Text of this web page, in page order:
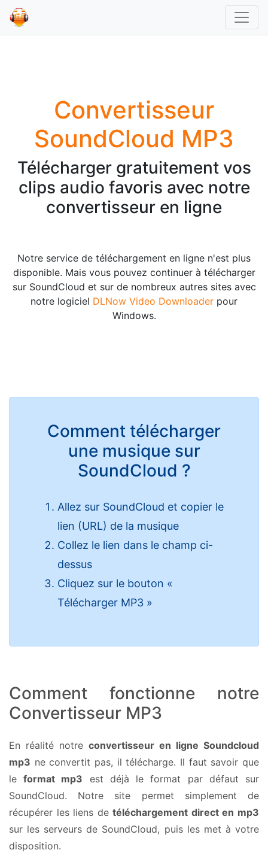
Convertisseur
SoundCloud MP3
Télécharger gratuitement vos
clips audio favoris avec notre
convertisseur en ligne
Notre service de téléchargement en ligne n'est plus
disponible. Mais vous pouvez continuer à télécharger
sur SoundCloud et sur de nombreux autres sites avec
notre logiciel DLNow Video Downloader pour
Windows.
Comment télécharger
une musique sur
SoundCloud ?
Allez sur SoundCloud et copier le
lien (URL) de la musique
Collez le lien dans le champ ci-
dessus
Cliquez sur le bouton «
Télécharger MP3 »
Comment fonctionne notre
Convertisseur MP3
En réalité notre convertisseur en ligne Soundcloud
mp3 ne convertit pas, il télécharge. Il faut savoir que
leformat mp3 est déjà le format par défaut sur
SoundCloud. Notre site permet simplement de
récupérer les liens detéléchargement direct en mp3
sur les serveurs de SoundCloud, puis les met à votre
disposition.